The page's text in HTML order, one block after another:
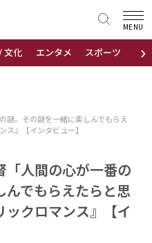
›
文化 エンタメ スポーツ 地域
MENU
謎。その謎を一緒に楽しんでもらえ
ス』【インタビュー】
「人間の心が一番の
んでもらえたらと思
ックロマンス』【イ